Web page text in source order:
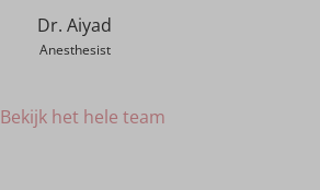
Dr. Aiyad
Anesthesist
Bekijk het hele team